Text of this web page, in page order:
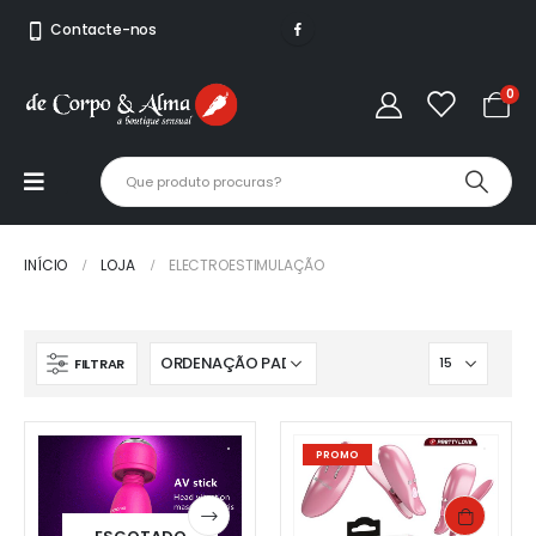
Contacte-nos
0
INÍCIO LOJA ELECTROESTIMULAÇÃO
FILTRAR
PROMO